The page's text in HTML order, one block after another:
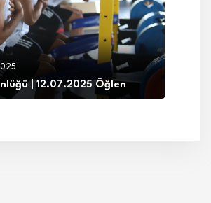
| 12.07.2025 Öğlen